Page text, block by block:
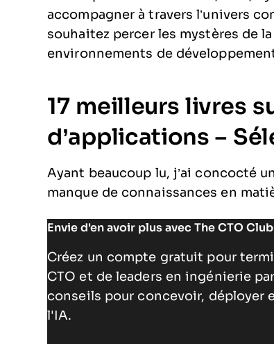
accompagner à travers l’univers
souhaitez percer les mystères de
environnements de
17 meilleurs livres
d’applications –
Ayant beaucoup lu, j’ai concocté
manque de connaissances en
Envie d'en avoir plus avec The CTO
Créez un compte gratuit pour
CTO et de leaders en ingénierie
conseils pour concevoir, déployer
l'IA.